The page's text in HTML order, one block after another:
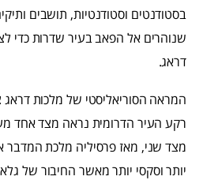
בסטודנטים וסטודנטיות, תושבים
שנוהרים אל הפאב בעיר שדרות כדי
דראג.
המראה הסוריאליסטי של מלכות דראג
רקע העיר הדרומית נראה מצד אחד
מצד שני, מאז פרסיליה מלכת המדבר
יותר וסקסי יותר מאשר החיבור של